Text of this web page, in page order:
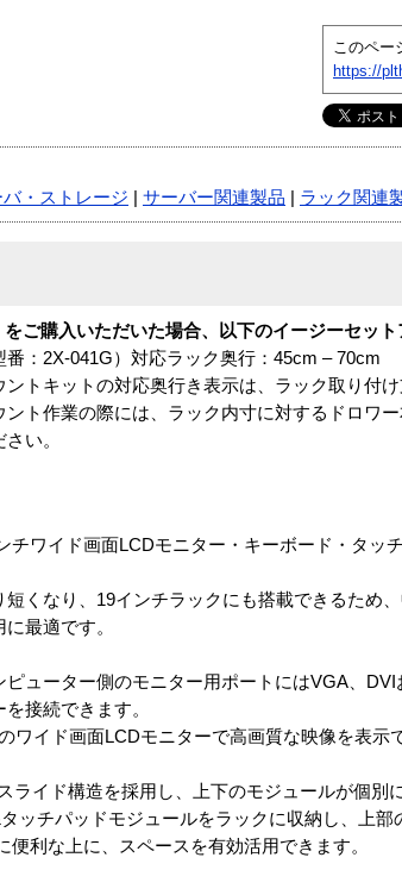
このペー
https://
・ストレージ サーバー関連製品 ラック関連
をご購入いただいた場合、以下のイージーセッ
番：2X-041G）対応ラック奥行：45cm – 70cm
トキットの対応奥行き表示は、ラック取り付け
ト作業の際には、ラック内寸に対するドロワ
い。
チワイド画面LCDモニター・キーボード・タッ
短くなり、19インチラックにも搭載できるため
最適です。
ピューター側のモニター用ポートにはVGA、
接続できます。
ワイド画面LCDモニターで高画質な映像を表示
ライド構造を採用し、上下のモジュールが個別
ッチパッドモジュールをラックに収納し、上
便利な上に、スペースを有効活用できます。